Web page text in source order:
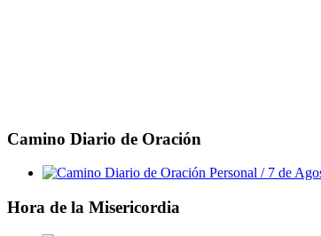
Camino Diario de Oración
Hora de la Misericordia